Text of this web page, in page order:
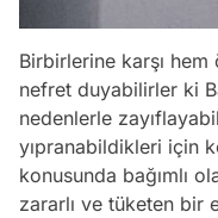
Birbirlerine karşı
nefret duyabilirler ki
nedenlerle
yıpranabildikleri için
konusunda bağımlı
zararlı ve tüketen bir